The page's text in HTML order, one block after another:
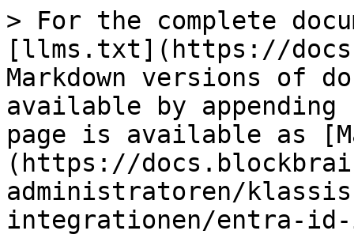
> For the complete
[llms.txt](https://
Markdown versions of
available by
page is available as
(https://
administratoren/
integrationen/entra-